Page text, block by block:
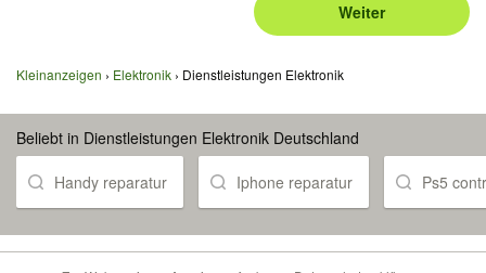
Weiter
Kleinanzeigen Elektronik Dienstleistungen Elektronik
Beliebt in Dienstleistungen Elektronik Deutschland
Handy reparatur Iphone reparatur Ps5